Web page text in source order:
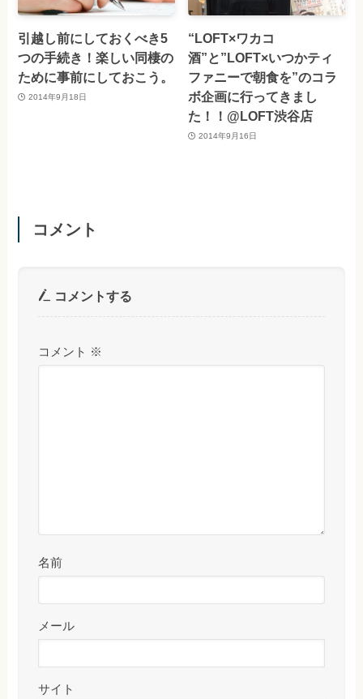
引越し前にしておくべき5
つの手続き！楽しい同棲の
ために事前にしておこう。
2014年9月18日
“LOFT×ワカコ
酒”と”LOFT×いつかティ
ファニーで朝食を”のコラ
ボ企画に行ってきまし
た！！@LOFT渋谷店
2014年9月16日
コメント
コメントする
コメント ※
名前
メール
サイト